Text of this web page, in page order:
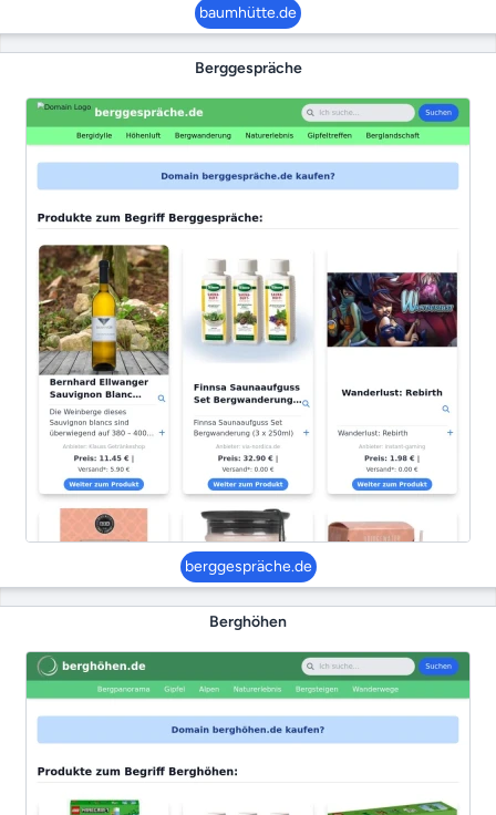
baumhütte.de
Berggespräche
berggespräche.de
Berghöhen